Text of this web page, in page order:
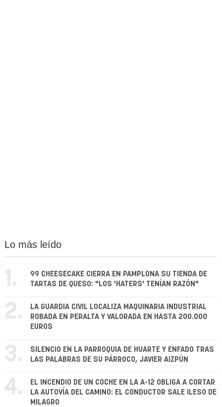
Lo más leído
1.
99 CHEESECAKE CIERRA EN PAMPLONA SU TIENDA DE
TARTAS DE QUESO: "LOS 'HATERS' TENÍAN RAZÓN"
2.
LA GUARDIA CIVIL LOCALIZA MAQUINARIA INDUSTRIAL
ROBADA EN PERALTA Y VALORADA EN HASTA 200.000
EUROS
3.
SILENCIO EN LA PARROQUIA DE HUARTE Y ENFADO TRAS
LAS PALABRAS DE SU PÁRROCO, JAVIER AIZPÚN
4.
EL INCENDIO DE UN COCHE EN LA A-12 OBLIGA A CORTAR
LA AUTOVÍA DEL CAMINO: EL CONDUCTOR SALE ILESO DE
MILAGRO